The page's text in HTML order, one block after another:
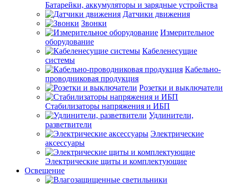
Батарейки, аккумуляторы и зарядные устройства
Датчики движения
Звонки
Измерительное
оборудование
Кабеленесущие
системы
Кабельно-
проводниковая продукция
Розетки и выключатели
Стабилизаторы напряжения и ИБП
Удлинители,
разветвители
Электрические
аксессуары
Электрические щиты и комплектующие
Освещение